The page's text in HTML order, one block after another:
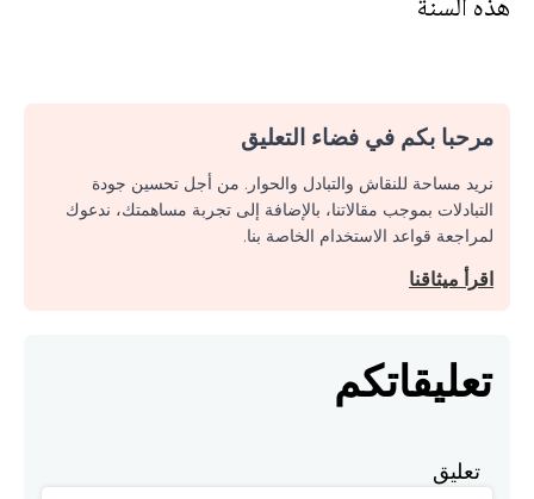
هذه السنة
مرحبا بكم في فضاء التعليق
نريد مساحة للنقاش والتبادل والحوار. من أجل تحسين جودة
التبادلات بموجب مقالاتنا، بالإضافة إلى تجربة مساهمتك، ندعوك
لمراجعة قواعد الاستخدام الخاصة بنا.
اقرأ ميثاقنا
تعليقاتكم
تعليق